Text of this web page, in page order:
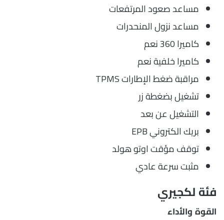
مساعد صعود المرتفعات
مساعد نزول المنحدرات
كاميرا 360 نعم
كاميرا خلفية نعم
مراقبة ضغط الإطارات TPMS
تشغيل بضغطة زر
التشغيل عن بعد
بريك الكتروني EPB
توقف مؤقت اوتو هولد
مثبت سرعة عادي
فئة لكجيري
القوة والأداء